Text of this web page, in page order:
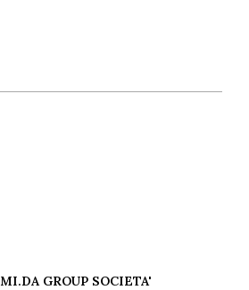
MI.DA GROUP SOCIETA'